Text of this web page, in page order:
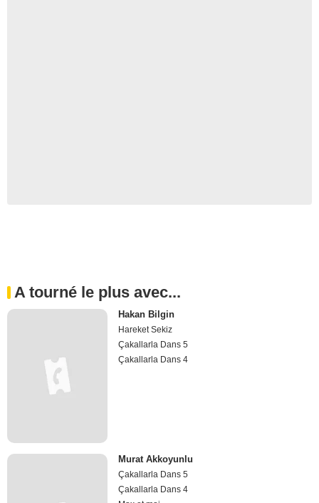
A tourné le plus avec...
Hakan Bilgin
Hareket Sekiz
Çakallarla Dans 5
Çakallarla Dans 4
Murat Akkoyunlu
Çakallarla Dans 5
Çakallarla Dans 4